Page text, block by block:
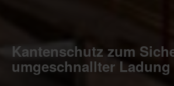
Kantenschutz zum
umgeschnallter Ladung